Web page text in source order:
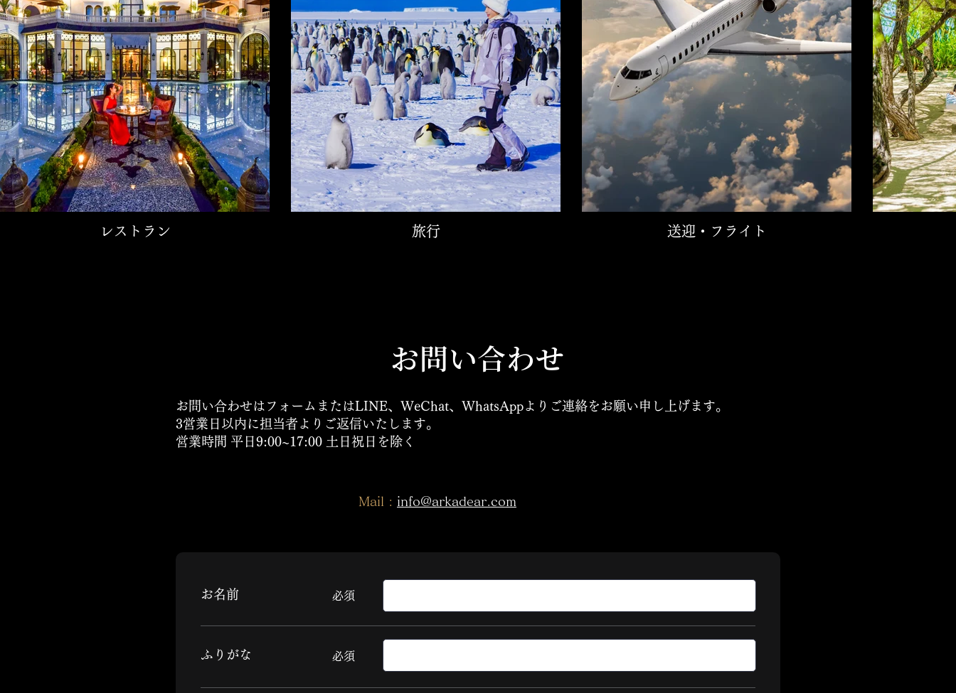
レストラン 旅行 送迎・フライト
​お問い合わせ
お問い合わせはフォームまたはLINE、WeChat、WhatsAppよりご連絡をお願い申し上げます。
3営業日以内に担当者よりご返信いたします。
営業時間 平日9:00~17:00 土日祝日を除く
Mail : info@arkadear.com
お名前 ​必須
​ふりがな ​必須